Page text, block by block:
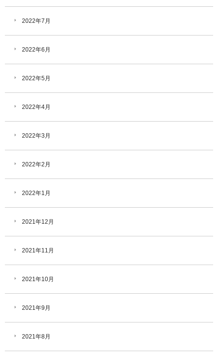
2022年7月
2022年6月
2022年5月
2022年4月
2022年3月
2022年2月
2022年1月
2021年12月
2021年11月
2021年10月
2021年9月
2021年8月